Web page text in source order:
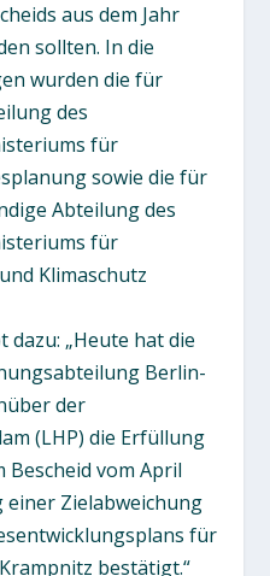
aus dem Jahr
sollten. In die
wurden die für
des
für
sowie die für
Abteilung des
für
Klimaschutz
„Heute hat die
Berlin-
der
(LHP) die Erfüllung
Bescheid vom April
einer Zielabweichung
für
bestätigt.“